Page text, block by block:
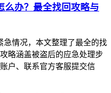
么办？最全找回攻略与
急情况，本文整理了最全的找
略涵盖被盗后的应急处理步
户、联系官方客服提交信